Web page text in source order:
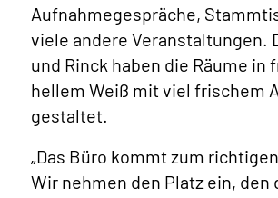
Aufnahmegespräche,
viele andere Veranstaltungen.
und Rinck haben die Räume in
hellem Weiß mit viel frischem
gestaltet.
„Das Büro kommt zum
Wir nehmen den Platz ein, den